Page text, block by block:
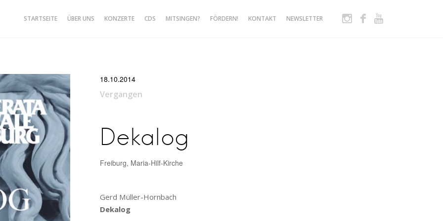
STARTSEITE ÜBER UNS KONZERTE CDS MITSINGEN? FÖRDERN! KONTAKT NEWSLETTER Instagram
Facebook
18.10.2014
Vergangen
Dekalog
Freiburg, Maria-Hilf-Kirche
Gerd Müller-Hornbach
Dekalog